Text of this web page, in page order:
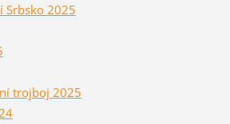
Srbsko 2025
trojboj 2025